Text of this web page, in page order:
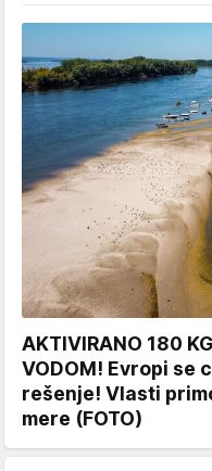
AKTIVIRANO 180
VODOM! Evropi se
rešenje! Vlasti
mere (FOTO)